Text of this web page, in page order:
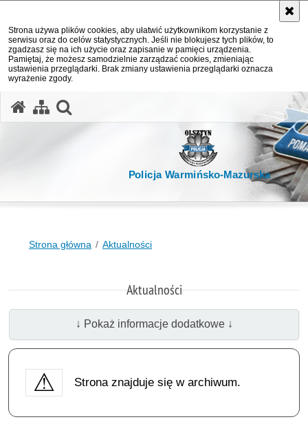
Strona używa plików cookies, aby ułatwić użytkownikom korzystanie z
serwisu oraz do celów statystycznych. Jeśli nie blokujesz tych plików, to
zgadzasz się na ich użycie oraz zapisanie w pamięci urządzenia.
Pamiętaj, że możesz samodzielnie zarządzać cookies, zmieniając
ustawienia przeglądarki. Brak zmiany ustawienia przeglądarki oznacza
wyrażenie zgody.
Policja Warmińsko-Mazurska
Strona główna Aktualności
Aktualności
↓ Pokaż informacje dodatkowe ↓
Strona znajduje się w archiwum.